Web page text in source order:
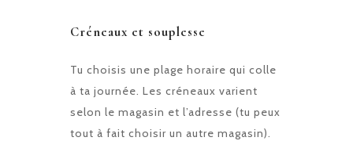
Créneaux et souplesse
Tu choisis une plage horaire qui colle
à ta journée. Les créneaux varient
selon le magasin et l’adresse (tu peux
tout à fait choisir un autre magasin).